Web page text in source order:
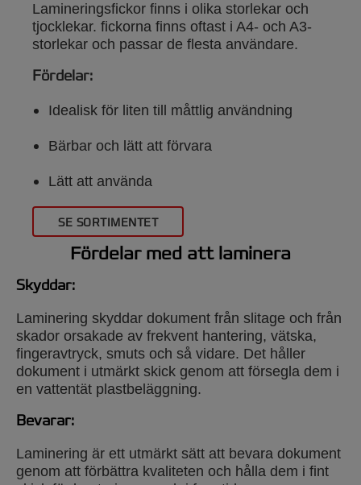
Lamineringsfickor finns i olika storlekar och
tjocklekar. fickorna finns oftast i A4- och A3-
storlekar och passar de flesta användare.
Fördelar:
Idealisk för liten till måttlig användning
Bärbar och lätt att förvara
Lätt att använda
SE SORTIMENTET
Fördelar med att laminera
Skyddar:
Laminering skyddar dokument från slitage och från
skador orsakade av frekvent hantering, vätska,
fingeravtryck, smuts och så vidare. Det håller
dokument i utmärkt skick genom att försegla dem i
en vattentät plastbeläggning.
Bevarar:
Laminering är ett utmärkt sätt att bevara dokument
genom att förbättra kvaliteten och hålla dem i fint